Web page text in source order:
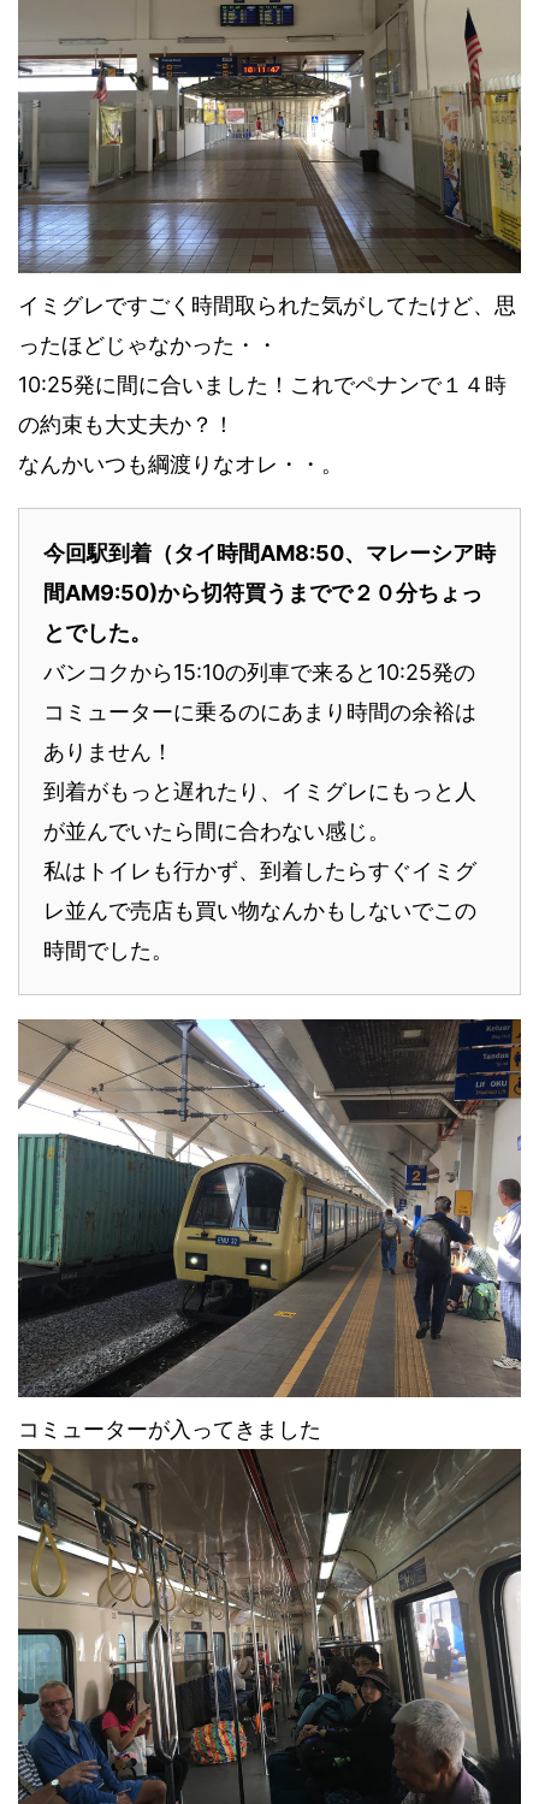
イミグレですごく時間取られた気がしてたけど、思
ったほどじゃなかった・・
10:25発に間に合いました！これでペナンで１４時
の約束も大丈夫か？！
なんかいつも綱渡りなオレ・・。
今回駅到着（タイ時間AM8:50、マレーシア時
間AM9:50)から切符買うまでで２０分ちょっ
とでした。
バンコクから15:10の列車で来ると10:25発の
コミューターに乗るのにあまり時間の余裕は
ありません！
到着がもっと遅れたり、イミグレにもっと人
が並んでいたら間に合わない感じ。
私はトイレも行かず、到着したらすぐイミグ
レ並んで売店も買い物なんかもしないでこの
時間でした。
コミューターが入ってきました